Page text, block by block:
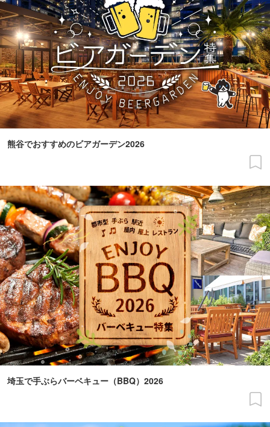
熊谷でおすすめのビアガーデン2026
埼玉で手ぶらバーベキュー（BBQ）2026